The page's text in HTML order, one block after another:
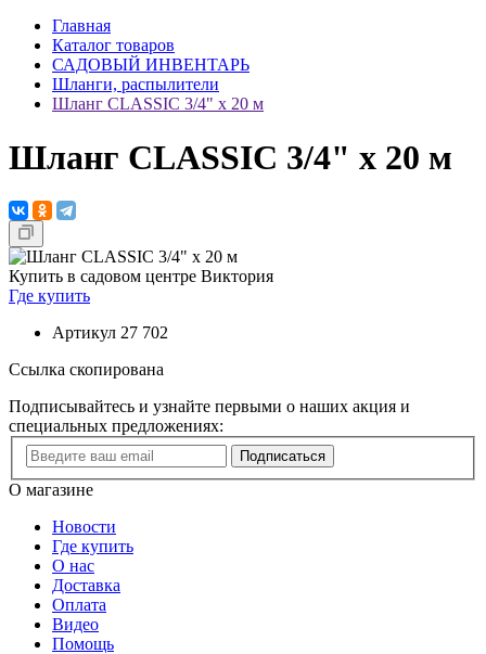
Главная
Каталог товаров
САДОВЫЙ ИНВЕНТАРЬ
Шланги, распылители
Шланг CLASSIC 3/4" х 20 м
Шланг CLASSIC 3/4" х 20 м
Купить в садовом центре Виктория
Где купить
Артикул 27 702
Ссылка скопирована
Подписывайтесь и узнайте первыми о наших акция и
специальных предложениях:
Подписаться
О магазине
Новости
Где купить
О нас
Доставка
Оплата
Видео
Помощь